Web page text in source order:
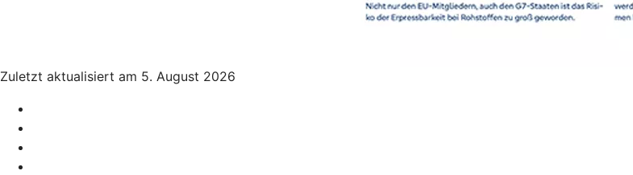
Zuletzt aktualisiert am 5. August 2026